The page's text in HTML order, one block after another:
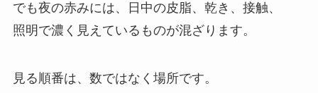
でも夜の赤みには、日中の皮脂、乾き、接触、
照明で濃く見えているものが混ざります。
見る順番は、数ではなく場所です。